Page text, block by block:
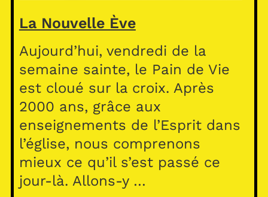
La Nouvelle Ève
Aujourd’hui, vendredi de la
semaine sainte, le Pain de Vie
est cloué sur la croix. Après
2000 ans, grâce aux
enseignements de l’Esprit dans
l’église, nous comprenons
mieux ce qu’il s’est passé ce
jour-là. Allons-y …